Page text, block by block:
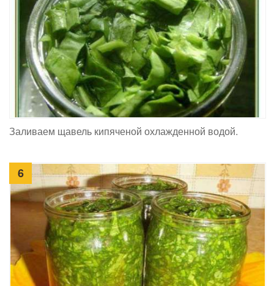
Заливаем щавель кипяченой охлажденной водой.
6